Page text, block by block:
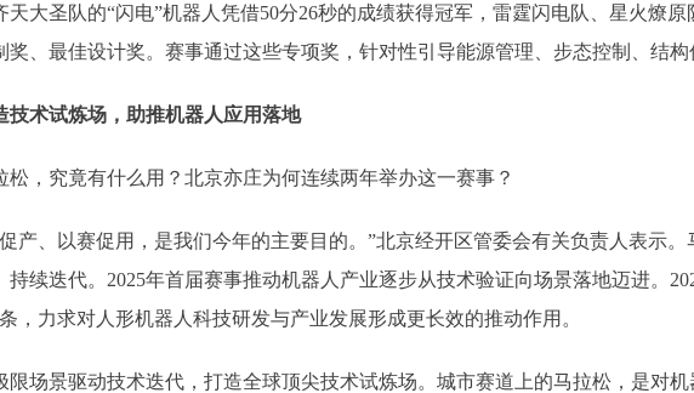
圣队的“闪电”机器人凭借50分26秒的成绩获得冠军，雷霆闪电队、星火燎
奖、最佳设计奖。赛事通过这些专项奖，针对性引导能源管理、步态控制、结
术试炼场，助推机器人应用落地
究竟有什么用？北京亦庄为何连续两年举办这一赛事？
、以赛促用，是我们今年的主要目的。”北京经开区管委会有关负责人表示。
持续迭代。2025年首届赛事推动机器人产业逐步从技术验证向场景落地迈进。
，力求对人形机器人科技研发与产业发展形成更长效的推动作用。
景驱动技术迭代，打造全球顶尖技术试炼场。城市赛道上的马拉松，是对机